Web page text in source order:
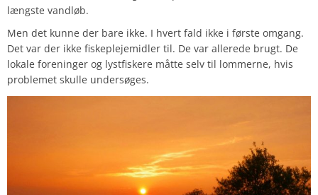
længste vandløb.
Men det kunne der bare ikke. I hvert fald ikke i første omgang.
Det var der ikke fiskeplejemidler til. De var allerede brugt. De
lokale foreninger og lystfiskere måtte selv til lommerne, hvis
problemet skulle undersøges.